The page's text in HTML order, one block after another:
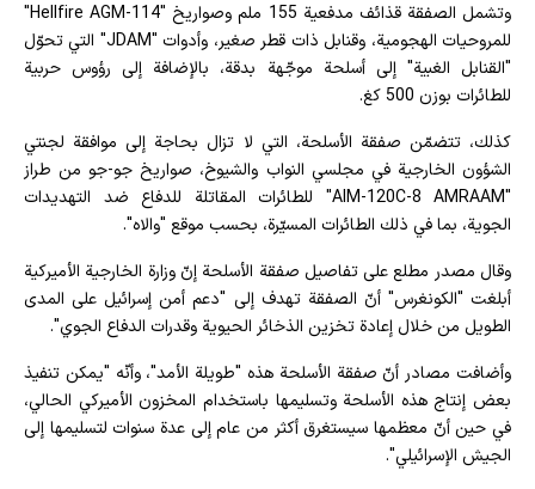
وتشمل الصفقة قذائف مدفعية 155 ملم وصواريخ "Hellfire AGM-114"
للمروحيات الهجومية، وقنابل ذات قطر صغير، وأدوات "JDAM" التي تحوّل
"القنابل الغبية" إلى أسلحة موجّهة بدقة، بالإضافة إلى رؤوس حربية
للطائرات بوزن 500 كغ.
كذلك، تتضمّن صفقة الأسلحة، التي لا تزال بحاجة إلى موافقة لجنتي
الشؤون الخارجية في مجلسي النواب والشيوخ، صواريخ جو-جو من طراز
"AIM-120C-8 AMRAAM" للطائرات المقاتلة للدفاع ضد التهديدات
الجوية، بما في ذلك الطائرات المسيّرة، بحسب موقع "والاه".
وقال مصدر مطلع على تفاصيل صفقة الأسلحة إنّ وزارة الخارجية الأميركية
أبلغت "الكونغرس" أنّ الصفقة تهدف إلى "دعم أمن إسرائيل على المدى
الطويل من خلال إعادة تخزين الذخائر الحيوية وقدرات الدفاع الجوي".
وأضافت مصادر أنّ صفقة الأسلحة هذه "طويلة الأمد"، وأنّه "يمكن تنفيذ
بعض إنتاج هذه الأسلحة وتسليمها باستخدام المخزون الأميركي الحالي،
في حين أنّ معظمها سيستغرق أكثر من عام إلى عدة سنوات لتسليمها إلى
الجيش الإسرائيلي".